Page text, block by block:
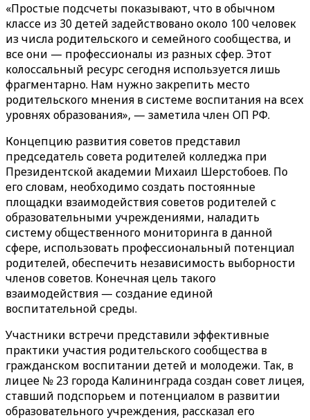
«Простые подсчеты показывают, что в обычном
классе из 30 детей задействовано около 100 человек
из числа родительского и семейного сообщества, и
все они — профессионалы из разных сфер. Этот
колоссальный ресурс сегодня используется лишь
фрагментарно. Нам нужно закрепить место
родительского мнения в системе воспитания на всех
уровнях образования», — заметила член ОП РФ.
Концепцию развития советов представил
председатель совета родителей колледжа при
Президентской академии Михаил Шерстобоев. По
его словам, необходимо создать постоянные
площадки взаимодействия советов родителей с
образовательными учреждениями, наладить
систему общественного мониторинга в данной
сфере, использовать профессиональный потенциал
родителей, обеспечить независимость выборности
членов советов. Конечная цель такого
взаимодействия — создание единой
воспитательной среды.
Участники встречи представили эффективные
практики участия родительского сообщества в
гражданском воспитании детей и молодежи. Так, в
лицее № 23 города Калининграда создан совет лицея,
ставший подспорьем и потенциалом в развитии
образовательного учреждения, рассказал его